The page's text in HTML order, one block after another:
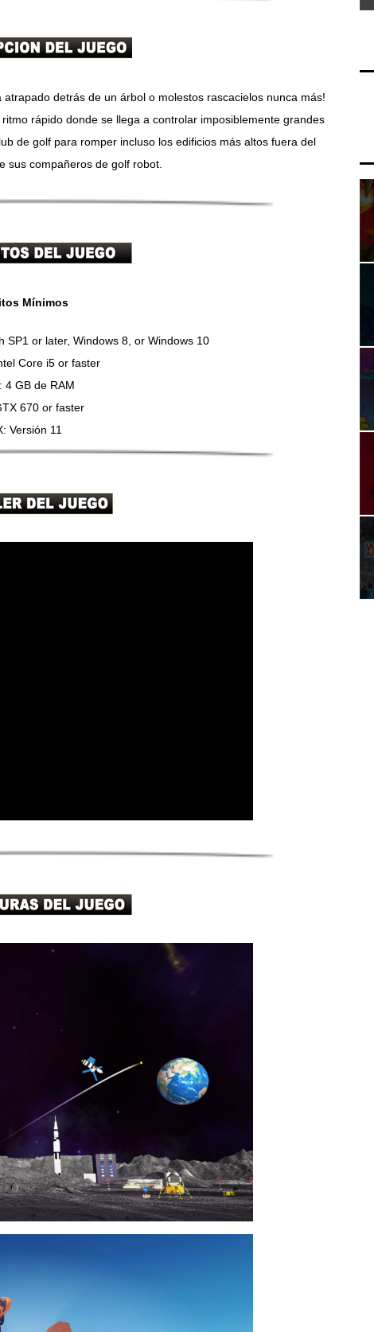
detrás de un árbol o molestos rascacielos nunca más!
rápido donde se llega a controlar imposiblemente grandes
de golf para romper incluso los edificios más altos fuera del
sus compañeros de golf robot.
Mínimos
SP1 or later, Windows 8, or Windows 10
Core i5 or faster
4 GB de RAM
670 or faster
Versión 11